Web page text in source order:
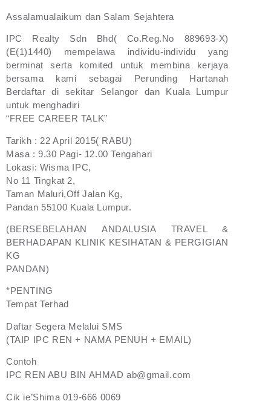
Assalamualaikum dan Salam Sejahtera
IPC Realty Sdn Bhd( Co.Reg.No 889693-X)
(E(1)1440) mempelawa individu-individu yang
berminat serta komited untuk membina kerjaya
bersama kami sebagai Perunding Hartanah
Berdaftar di sekitar Selangor dan Kuala Lumpur
untuk menghadiri
“FREE CAREER TALK”
Tarikh : 22 April 2015( RABU)
Masa : 9.30 Pagi- 12.00 Tengahari
Lokasi: Wisma IPC,
No 11 Tingkat 2,
Taman Maluri,Off Jalan Kg,
Pandan 55100 Kuala Lumpur.
(BERSEBELAHAN ANDALUSIA TRAVEL &
BERHADAPAN KLINIK KESIHATAN & PERGIGIAN
KG
PANDAN)
*PENTING
Tempat Terhad
Daftar Segera Melalui SMS
(TAIP IPC REN + NAMA PENUH + EMAIL)
Contoh
IPC REN ABU BIN AHMAD ab@gmail.com
Cik ie’Shima 019-666 0069